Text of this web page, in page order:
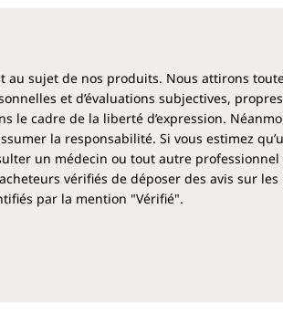
au sujet de nos produits. Nous attirons
et d’évaluations subjectives,
le cadre de la liberté d’expression.
la responsabilité. Si vous estimez
un médecin ou tout autre
vérifiés de déposer des avis sur
par la mention "Vérifié".